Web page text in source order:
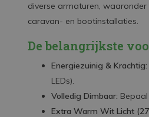
diverse armaturen,
caravan- en bootinstallaties.
De belangrijkste
Energiezuinig & Krachtig:
LEDs).
Volledig Dimbaar:
Extra Warm Wit Licht